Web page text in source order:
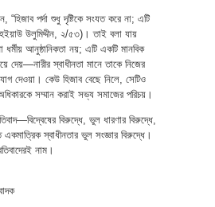
“হিজাব পর্দা শুধু দৃষ্টিকে সংযত করে না; এটি
উলুমিদ্দীন, ২/৫৩)। তাই বলা যায়
ধর্মীয় আনুষ্ঠানিকতা নয়; এটি একটি মানবিক
দেয়—নারীর স্বাধীনতা মানে তাকে নিজের
দেওয়া। কেউ হিজাব বেছে নিলে, সেটিও
সম্মান করাই সভ্য সমাজের পরিচয়।
বিরুদ্ধে, ভুল ধারণার বিরুদ্ধে,
স্বাধীনতার ভুল সংজ্ঞার বিরুদ্ধে।
নাম।